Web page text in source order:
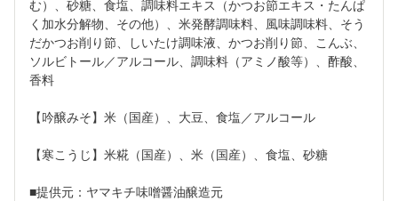
む）、砂糖、食塩、調味料エキス（かつお節エキス・たんぱ
く加水分解物、その他）、米発酵調味料、風味調味料、そう
だかつお削り節、しいたけ調味液、かつお削り節、こんぶ、
ソルビトール／アルコール、調味料（アミノ酸等）、酢酸、
香料
【吟醸みそ】米（国産）、大豆、食塩／アルコール
【寒こうじ】米糀（国産）、米（国産）、食塩、砂糖
■提供元：ヤマキチ味噌醤油醸造元